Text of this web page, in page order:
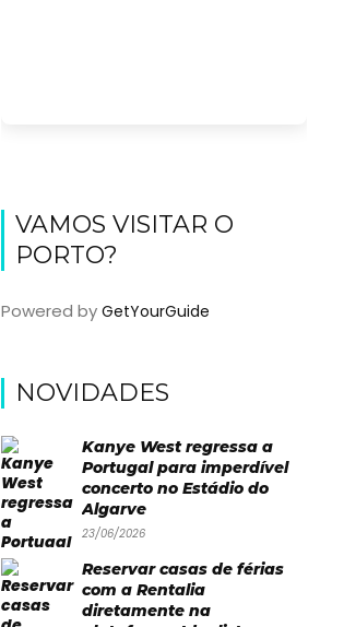
VAMOS VISITAR O
PORTO?
Powered by GetYourGuide
NOVIDADES
Kanye West regressa a
Portugal para imperdível
concerto no Estádio do
Algarve
23/06/2026
Reservar casas de férias
com a Rentalia
diretamente na